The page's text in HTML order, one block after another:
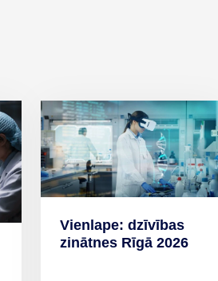
Vienlape: dzīvības
zinātnes Rīgā 2026